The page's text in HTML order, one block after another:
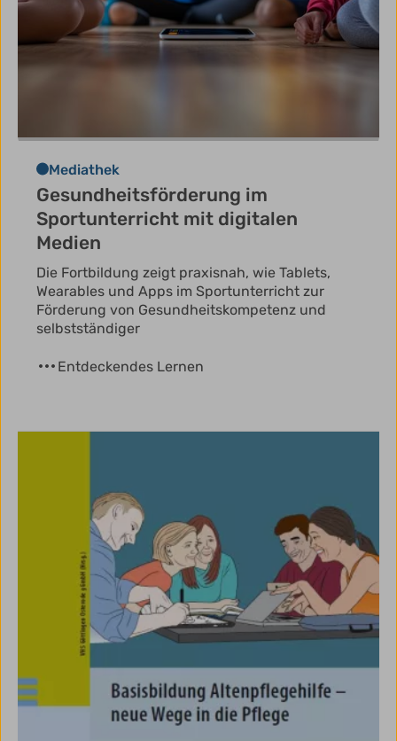
Mediathek
Gesundheitsförderung im
Sportunterricht mit digitalen
Medien
Die Fortbildung zeigt praxisnah, wie Tablets,
Wearables und Apps im Sportunterricht zur
Förderung von Gesundheitskompetenz und
selbstständiger
Entdeckendes Lernen